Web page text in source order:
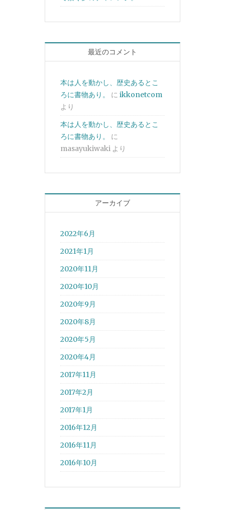
最近のコメント
本は人を動かし、歴史あるとこ
ろに書物あり。
に ikkonetcom
より
本は人を動かし、歴史あるとこ
ろに書物あり。
に
masayukiwaki より
アーカイブ
2022年6月
2021年1月
2020年11月
2020年10月
2020年9月
2020年8月
2020年5月
2020年4月
2017年11月
2017年2月
2017年1月
2016年12月
2016年11月
2016年10月